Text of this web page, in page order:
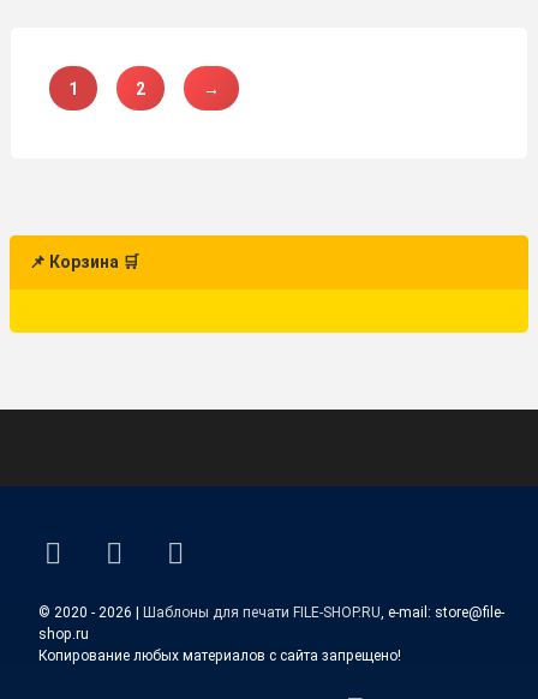
1 2 →
📌 Корзина 🛒
ВКонтакте
YouTube
E-mail
© 2020 - 2026 | Шаблоны для печати FILE-SHOP.RU, e-mail: store@file-
shop.ru
Копирование любых материалов с сайта запрещено!